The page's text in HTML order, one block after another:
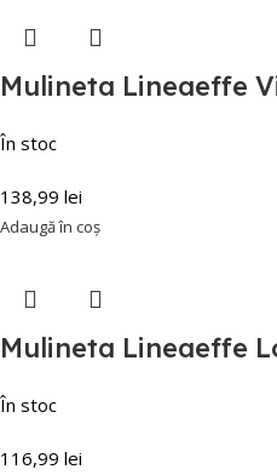
Mulineta Lineaeffe
În stoc
138,99 lei
Adaugă în coș
Mulineta Lineaeffe
În stoc
116,99 lei